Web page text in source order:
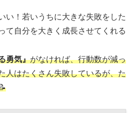
い！若いうちに大きな失敗をした
て自分を大きく成長させてくれる
勇気』がなければ、行動数が減っ
人はたくさん失敗しているが、た